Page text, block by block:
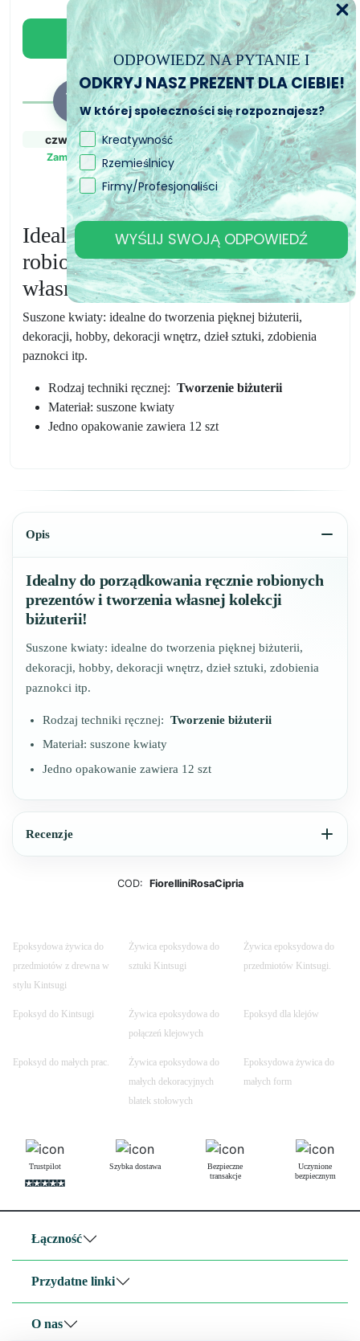
Dodaj do koszyka
czw., 6. sie
Zamówiony
pt., 7. sie - pon., 10.
sie
Zamówienie wysłane
pon., 10. sie - śr.,
12. sie
Przewidywany czas
dostawy
Idealny do porządkowania ręcznie
robionych prezentów i tworzenia
własnej kolekcji biżuterii!
Suszone kwiaty: idealne do tworzenia pięknej biżuterii,
dekoracji, hobby, dekoracji wnętrz, dzieł sztuki, zdobienia
paznokci itp.
Rodzaj techniki ręcznej: Tworzenie biżuterii
Materiał: suszone kwiaty
Jedno opakowanie zawiera 12 szt
Opis
Idealny do porządkowania ręcznie robionych
prezentów i tworzenia własnej kolekcji
biżuterii!
Suszone kwiaty: idealne do tworzenia pięknej biżuterii,
dekoracji, hobby, dekoracji wnętrz, dzieł sztuki, zdobienia
paznokci itp.
Rodzaj techniki ręcznej: Tworzenie biżuterii
Materiał: suszone kwiaty
Jedno opakowanie zawiera 12 szt
Recenzje
COD: FiorelliniRosaCipria
Epoksydowa żywica do
przedmiotów z drewna w
stylu Kintsugi
Żywica epoksydowa do
sztuki Kintsugi
Żywica epoksydowa do
przedmiotów Kintsugi.
Epoksyd do Kintsugi
Żywica epoksydowa do
połączeń klejowych
Epoksyd dla klejów
Epoksyd do małych prac.
Żywica epoksydowa do
małych dekoracyjnych
blatek stołowych
Epoksydowa żywica do
małych form
Trustpilot Szybka dostawa
Bezpieczne
transakcje
Uczynione
bezpiecznym
Łączność
Przydatne linki
O nas
ODPOWIEDZ NA PYTANIE I
ODKRYJ NASZ PREZENT DLA CIEBIE!
W której społeczności się rozpoznajesz?
Kreatywność
Rzemieślnicy
Firmy/Profesjonaliści
WYŚLIJ SWOJĄ ODPOWIEDŹ